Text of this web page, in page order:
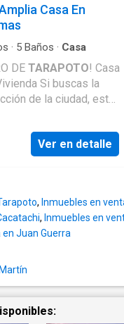
para inversionistas.
y da el primer paso
🏗️ Espacio Amplio:
Fácil acceso
Clínicas,
más demandadas.
Casa En
· 5 Baños · Casa
DE TARAPOTO! Casa
Si buscas la
de la ciudad, esta
el epicentro de la
bancarias y los
valor de tu inversión.
a tiendas, servicios
aquí es
de la región. A
de la reconocida
con premios
Ver en detalle
, Inmuebles en
, Inmuebles en
Juan Guerra